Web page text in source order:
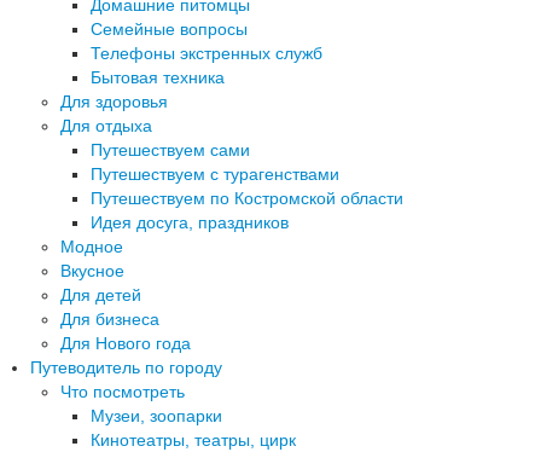
Домашние питомцы
Семейные вопросы
Телефоны экстренных служб
Бытовая техника
Для здоровья
Для отдыха
Путешествуем сами
Путешествуем с турагенствами
Путешествуем по Костромской области
Идея досуга, праздников
Модное
Вкусное
Для детей
Для бизнеса
Для Нового года
Путеводитель по городу
Что посмотреть
Музеи, зоопарки
Кинотеатры, театры, цирк